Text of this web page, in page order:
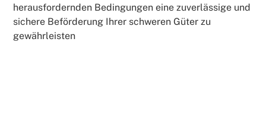
herausfordernden Bedingungen eine zuverlässige und
sichere Beförderung Ihrer schweren Güter zu
gewährleisten